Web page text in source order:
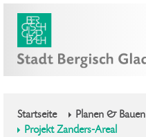
Startseite
Planen & Bauen
Projekt Zanders-Areal